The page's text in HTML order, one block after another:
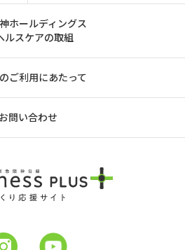
ホールディングス
スケアの取組
ご利用にあたって
お問い合わせ